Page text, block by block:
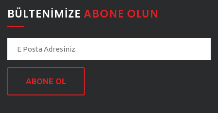
BÜLTENIMIZE ABONE OLUN
ABONE OL